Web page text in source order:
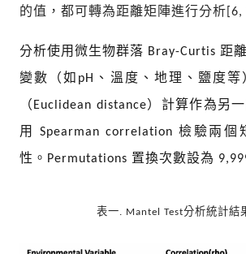
的值，都可轉為距離矩陣進行分析 [6,
分析使用微生物群落 Bray-Curtis 距
變數（如 pH 、溫度、地理、鹽度
（Euclidean distance）計算作為另
用
Spearman correlation 檢驗兩個
性。 Permutations 置換次數設為
表一. Mantel Test分析統計結